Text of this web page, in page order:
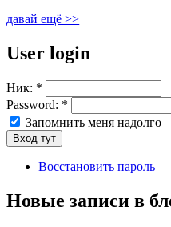
давай ещё >>
User login
Ник: *
Password: *
Запомнить меня надолго
Восстановить пароль
Новые записи в